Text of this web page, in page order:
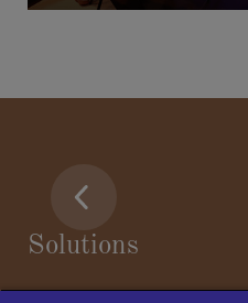
Solutions